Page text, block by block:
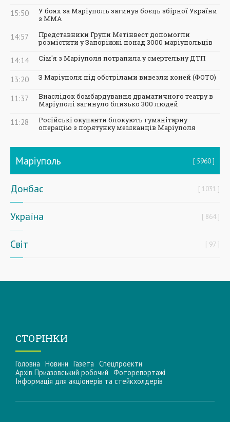
15:50
У боях за Маріуполь загинув боєць збірної України
з ММА
14:57
Представники Групи Метінвест допомогли
розмістити у Запоріжжі понад 3000 маріупольців
14:14 Сім'я з Маріуполя потрапила у смертельну ДТП
13:20 З Маріуполя під обстрілами вивезли коней (ФОТО)
11:37
Внаслідок бомбардування драматичного театру в
Маріуполі загинуло близько 300 людей
11:28
Російські окупанти блокують гуманітарну
операцію з порятунку мешканців Маріуполя
Маріуполь 5960
Донбас 1031
Україна 864
Світ 97
СТОРІНКИ
Головна Новини Газета Спецпроекти
Архів Приазовський робочий Фоторепортажі
Інформацiя для акцiонерiв та стейкхолдерiв